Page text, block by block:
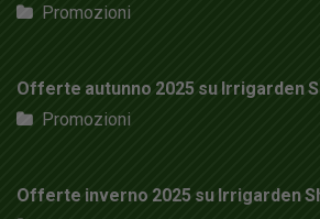
Promozioni
Offerte autunno 2025 su Irrigarden
Promozioni
Offerte inverno 2025 su Irrigarden